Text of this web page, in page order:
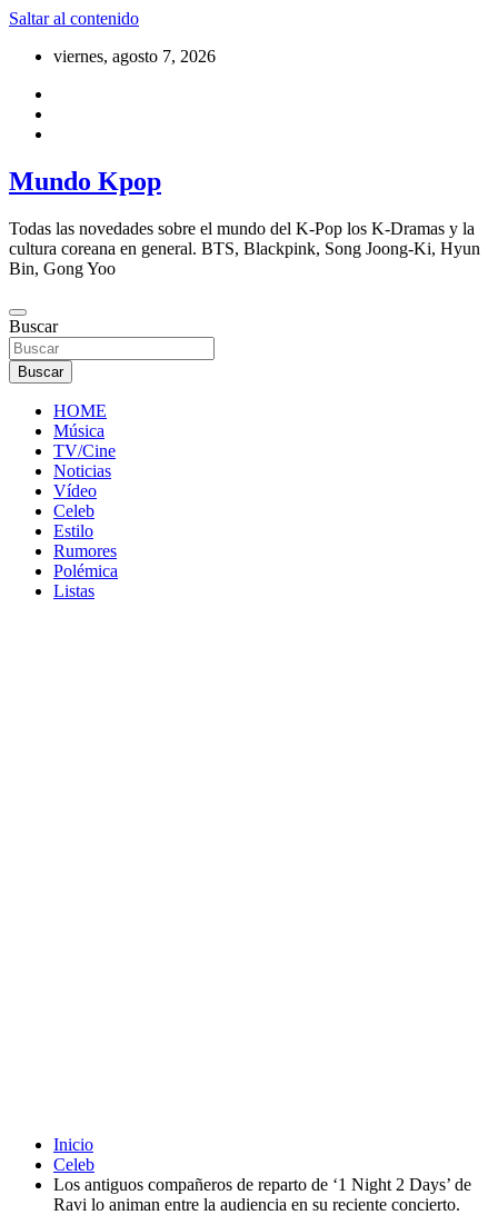
Saltar al contenido
viernes, agosto 7, 2026
Mundo Kpop
Todas las novedades sobre el mundo del K-Pop los K-Dramas y la
cultura coreana en general. BTS, Blackpink, Song Joong-Ki, Hyun
Bin, Gong Yoo
Buscar
Buscar
HOME
Música
TV/Cine
Noticias
Vídeo
Celeb
Estilo
Rumores
Polémica
Listas
Inicio
Celeb
Los antiguos compañeros de reparto de ‘1 Night 2 Days’ de
Ravi lo animan entre la audiencia en su reciente concierto.